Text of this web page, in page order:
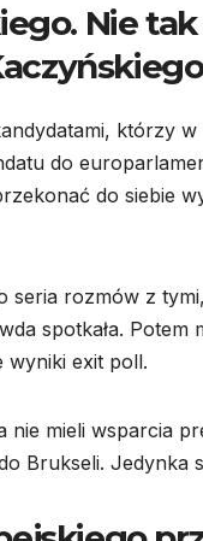
Nie tak
którzy
do
do siebie
seria rozmów z
spotkała. Potem
wyniki exit poll.
mieli wsparcia
Brukseli. Jedynka